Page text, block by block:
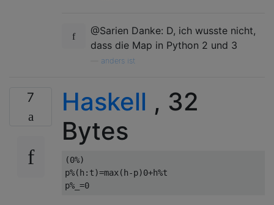
@Sarien Danke: D, ich wusste nicht,
dass die Map in Python 2 und 3
anders ist
7 Haskell , 32
Bytes
(0%)
p%( h : t)=max( h-p)0+h%t
p%_=0